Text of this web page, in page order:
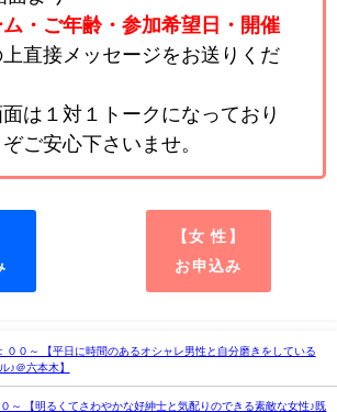
・ご年齢・参加希望日・開催
直接メッセージをお送りくだ
は１対１トークになっており
ご安心下さいませ。
【女 性】
お申込み
００～ 【平日に時間のあるオシャレ男性と自分磨きをしている
♪＠六本木】
～ 【明るくてさわやかな好紳士と気配りのできる素敵な女性♪既